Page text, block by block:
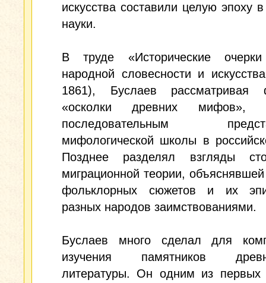
искусства составили целую эпоху
науки.
В труде «Исторические очерки
народной словесности и
1861), Буслаев рассматривая
«осколки древних мифов»,
последовательным
мифологической школы в
Позднее разделял взгляды
миграционной теории, объяснявшей
фольклорных сюжетов и их
разных народов заимствованиями.
Буслаев много сделал для
изучения памятников
литературы. Он одним из первых